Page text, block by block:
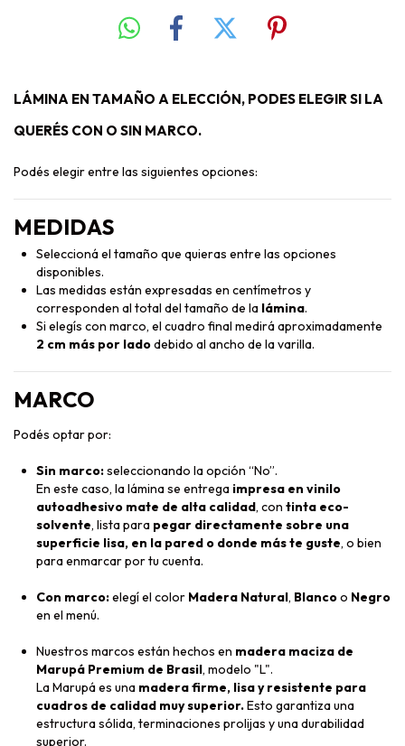
LÁMINA EN TAMAÑO A ELECCIÓN, PODES ELEGIR SI LA
QUERÉS CON O SIN MARCO.
Podés elegir entre las siguientes opciones:
MEDIDAS
Seleccioná el tamaño que quieras entre las opciones
disponibles.
Las medidas están expresadas en centímetros y
corresponden al total del tamaño de la lámina.
Si elegís con marco, el cuadro final medirá aproximadamente
2 cm más por ladodebido al ancho de la varilla.
MARCO
Podés optar por:
Sin marco:seleccionando la opción “No”.
En este caso, la lámina se entrega impresa en vinilo
autoadhesivo mate de alta calidad, con tinta eco-
solvente, lista para pegar directamente sobre una
superficie lisa, en la pared o donde más te guste, o bien
para enmarcar por tu cuenta.
Con marco:elegí el color Madera Natural, Blancoo Negro
en el menú.
Nuestros marcos están hechos en madera maciza de
Marupá Premium de Brasil, modelo "L".
La Marupá es una madera firme, lisa y resistente para
cuadros de calidad muy superior.Esto garantiza una
estructura sólida, terminaciones prolijas y una durabilidad
superior.